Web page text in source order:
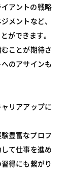
アントの戦略
メントなど、
ができます。
ことが期待さ
のアサインも
リアアップに
豊富なプロフ
て仕事を進め
得にも繋がり